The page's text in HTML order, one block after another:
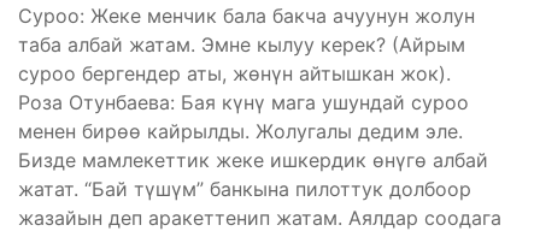
Суроо: Жеке менчик бала бакча ачуунун жолун
таба албай жатам. Эмне кылуу керек? (Айрым
суроо бергендер аты, жөнүн айтышкан жок).
Роза Отунбаева: Бая күнү мага ушундай суроо
менен бирөө кайрылды. Жолугалы дедим эле.
Бизде мамлекеттик жеке ишкердик өнүгө албай
жатат. “Бай түшүм” банкына пилоттук долбоор
жазайын деп аракеттенип жатам. Аялдар соодага